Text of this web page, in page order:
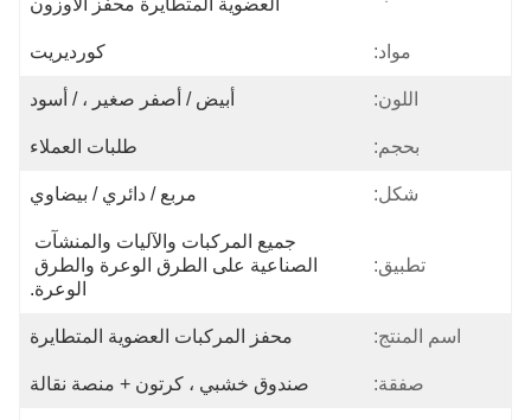
العضوية المتطايرة محفز الأوزون
مواد: كورديريت
اللون: أبيض / أصفر صغير ، / أسود
بحجم: طلبات العملاء
شكل: مربع / دائري / بيضاوي
تطبيق:
جميع المركبات والآليات والمنشآت
الصناعية على الطرق الوعرة والطرق
الوعرة.
اسم المنتج: محفز المركبات العضوية المتطايرة
صفقة: صندوق خشبي ، كرتون + منصة نقالة